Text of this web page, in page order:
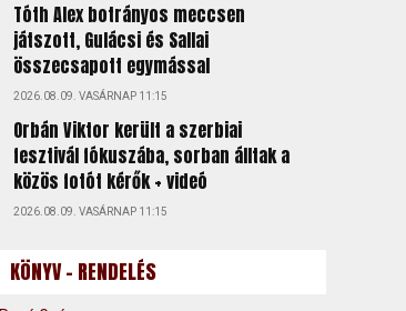
Tóth Alex botrányos meccsen
játszott, Gulácsi és Sallai
összecsapott egymással
2026.08.09. VASÁRNAP 11:15
Orbán Viktor került a szerbiai
fesztivál fókuszába, sorban álltak a
közös fotót kérők + videó
2026.08.09. VASÁRNAP 11:15
KÖNYV - RENDELÉS